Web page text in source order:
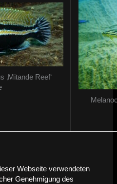
‚Mitande Reef‘
Webseite verwendeten
Genehmigung des